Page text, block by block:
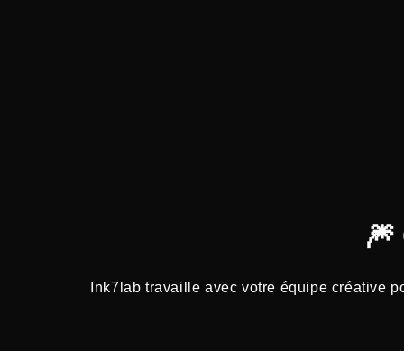
🎆
Ink7lab travaille avec votre équipe créative